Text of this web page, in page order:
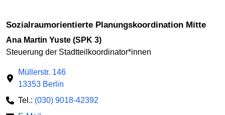
Sozialraumorientierte Planungskoordination Mitte
Ana Martin Yuste (SPK 3)
Steuerung der Stadtteilkoordinator*innen
Müllerstr. 146
13353 Berlin
Tel.: (030) 9018-42392